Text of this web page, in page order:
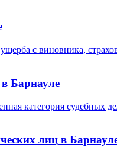
с виновника,
Барнауле
категория судебных
лиц в